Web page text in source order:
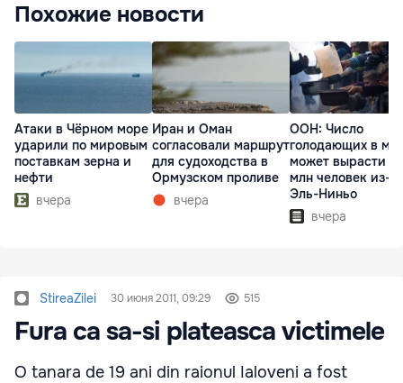
Похожие новости
Атаки в Чёрном море
ударили по мировым
поставкам зерна и
нефти
вчера
Иран и Оман
согласовали маршрут
для судоходства в
Ормузском проливе
вчера
ООН: Число
голодающих в
может вырасти
млн человек из-за
Эль-Ниньо
вчера
StireaZilei 30 июня 2011, 09:29 515
Fura ca sa-si plateasca victimele
O tanara de 19 ani din raionul Ialoveni a fost